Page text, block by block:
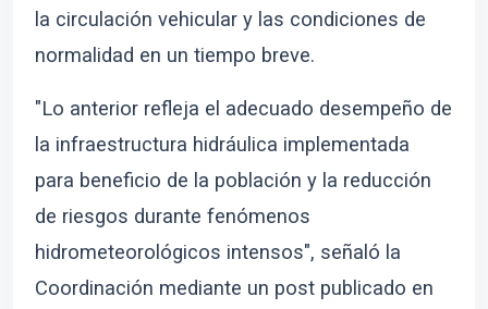
la circulación vehicular y las condiciones de
normalidad en un tiempo breve.
"Lo anterior refleja el adecuado desempeño de
la infraestructura hidráulica implementada
para beneficio de la población y la reducción
de riesgos durante fenómenos
hidrometeorológicos intensos", señaló la
Coordinación mediante un post publicado en